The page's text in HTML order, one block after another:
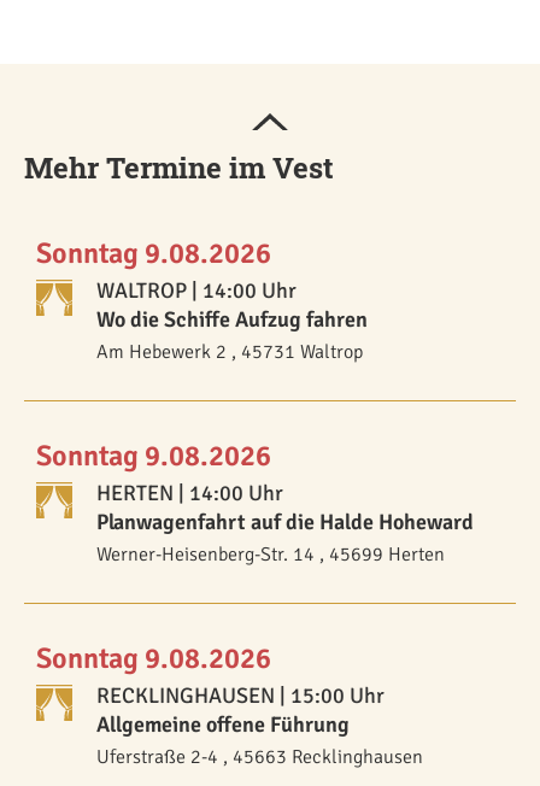
Mehr Termine im Vest
Sonntag 9.08.2026
WALTROP | 14:00 Uhr
Wo die Schiffe Aufzug fahren
Am Hebewerk 2 , 45731 Waltrop
Sonntag 9.08.2026
HERTEN | 14:00 Uhr
Planwagenfahrt auf die Halde Hoheward
Werner-Heisenberg-Str. 14 , 45699 Herten
Sonntag 9.08.2026
RECKLINGHAUSEN | 15:00 Uhr
Allgemeine offene Führung
Uferstraße 2-4 , 45663 Recklinghausen